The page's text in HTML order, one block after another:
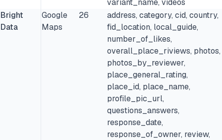
variant_name, videos
Bright
Data
Google
Maps
26
address, category, cid, country,
fid_location, local_guide,
number_of_likes,
overall_place_riviews, photos,
photos_by_reviewer,
place_general_rating,
place_id, place_name,
profile_pic_url,
questions_answers,
response_date,
response_of_owner, review,